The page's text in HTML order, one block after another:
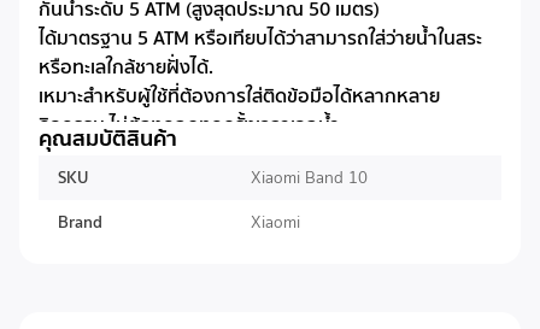
กันน้ำระดับ 5 ATM (สูงสุดประมาณ 50 เมตร)
ได้มาตรฐาน 5 ATM หรือเทียบได้ว่าสามารถใส่ว่ายน้ำในสระ
หรือทะเลใกล้ชายฝั่งได้.
เหมาะสำหรับผู้ใช้ที่ต้องการใส่ติดข้อมือได้หลากหลาย
กิจกรรม ไม่ต้องถอดทุกครั้งเวลาเจอน้ำ.
แบตเตอรี่อึด ใช้งานได้ยาวนานถึง 21 วัน
เชื่อมต่อ Bluetooth 5.4 และรองรับทั้ง Android และ iOS
รองรับการเชื่อมต่อผ่าน Bluetooth เวอร์ชัน 5.4 ซึ่งทำให้
คุณสมบัติสินค้า
SKU Xiaomi Band 10
Brand Xiaomi